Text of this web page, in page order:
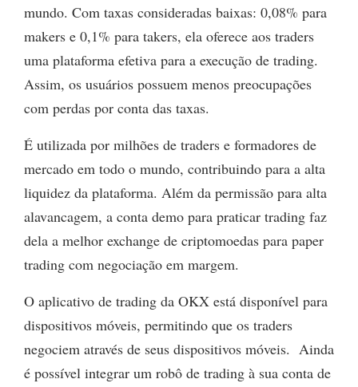
mundo. Com taxas consideradas baixas: 0,08% para
makers e 0,1% para takers, ela oferece aos traders
uma plataforma efetiva para a execução de trading.
Assim, os usuários possuem menos preocupações
com perdas por conta das taxas.
É utilizada por milhões de traders e formadores de
mercado em todo o mundo, contribuindo para a alta
liquidez da plataforma. Além da permissão para alta
alavancagem, a conta demo para praticar trading faz
dela a melhor exchange de criptomoedas para paper
trading com negociação em margem.
O aplicativo de trading da OKX está disponível para
dispositivos móveis, permitindo que os traders
negociem através de seus dispositivos móveis. Ainda
é possível integrar um robô de trading à sua conta de